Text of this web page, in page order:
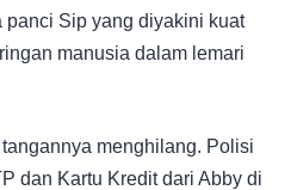
panci Sip yang diyakini kuat
manusia dalam lemari
menghilang. Polisi
dan Kartu Kredit dari Abby di